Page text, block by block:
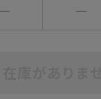
―